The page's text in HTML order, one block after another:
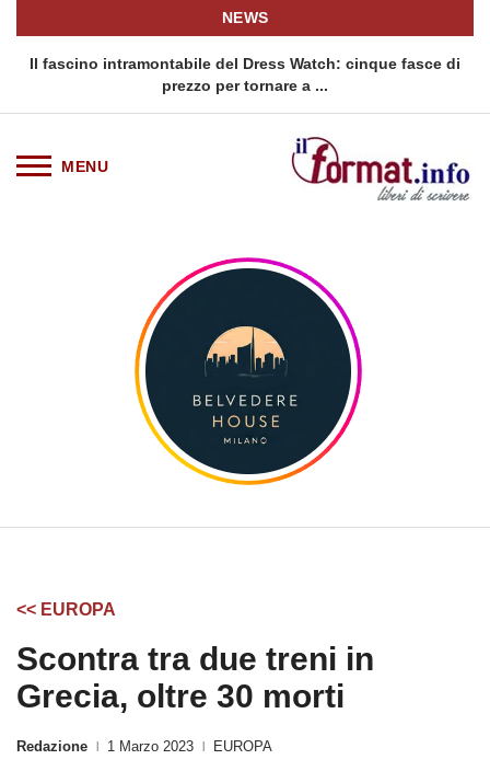
NEWS
Il fascino intramontabile del Dress Watch: cinque fasce di
prezzo per tornare a ...
<< EUROPA
Scontra tra due treni in
Grecia, oltre 30 morti
Redazione 1 Marzo 2023 EUROPA